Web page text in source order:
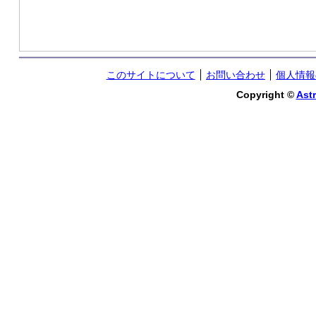
このサイトについて お問い合わせ
個人情
Copyright ©